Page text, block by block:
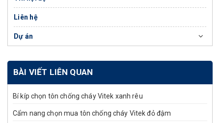
Liên hệ
Dự án
BÀI VIẾT LIÊN QUAN
Bí kíp chọn tôn chống cháy Vitek xanh rêu
Cẩm nang chọn mua tôn chống cháy Vitek đỏ đậm